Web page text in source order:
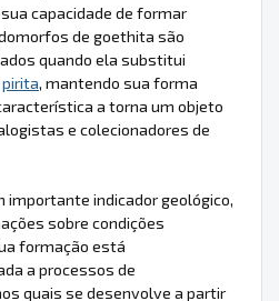
capacidade de formar
de goethita são
quando ela substitui
pirita, mantendo sua forma
a torna um objeto
e colecionadores de
importante indicador geológico,
sobre condições
formação está
a processos de
quais se desenvolve a partir